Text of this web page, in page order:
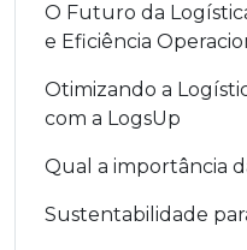
O Futuro da
e Eficiência
Otimizando a
com a LogsUp
Qual a importância
Sustentabilidade